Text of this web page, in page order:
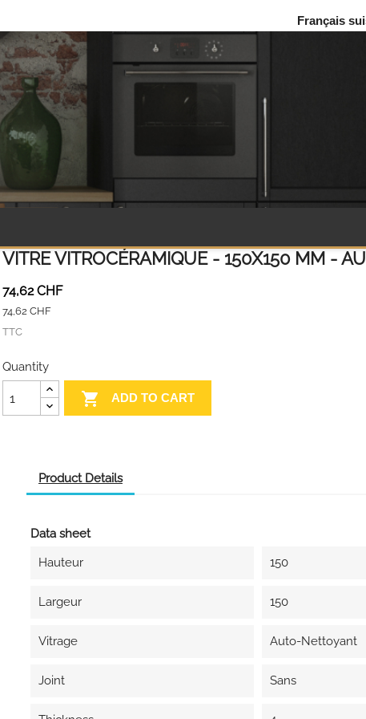
Français
VITRE VITROCÉRAMIQUE - 150X150 MM -
74,62 CHF
74,62 CHF
TTC
Quantity
 ADD TO CART
Product Details
Data sheet
Hauteur
150
Largeur 150
Vitrage Auto-Nettoyant
Joint Sans